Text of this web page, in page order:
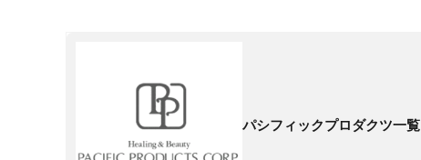
パシフィックプロダクツ一覧